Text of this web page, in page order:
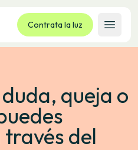
Contrata la luz
Abrir
queja o
del